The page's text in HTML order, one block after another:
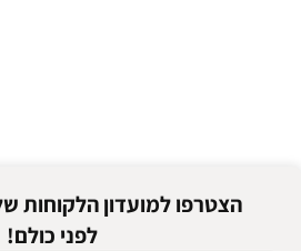
הצטרפו למועדון הלקוחות
לפני כולם!